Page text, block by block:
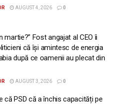
AUGUST 4, 2026 0
martie?” Fost angajat al CEO îi
că își amintesc de energia
după ce oamenii au plecat din
AUGUST 3, 2026 0
că PSD că a închis capacități pe